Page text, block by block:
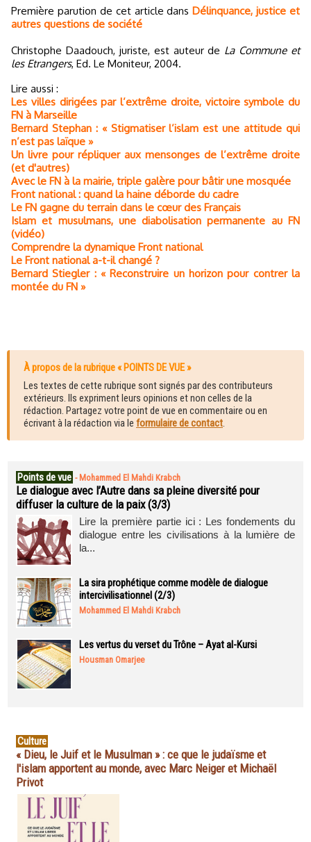
Première parution de cet article dansDélinquance, justice et
autres questions de société
Christophe Daadouch, juriste, est auteur de La Commune et
les Etrangers, Ed. Le Moniteur, 2004.
Lire aussi :
Les villes dirigées par l’extrême droite, victoire symbole du
FN à Marseille
Bernard Stephan : « Stigmatiser l’islam est une attitude qui
n’est pas laïque »
Un livre pour répliquer aux mensonges de l’extrême droite
(et d'autres)
Avec le FN à la mairie, triple galère pour bâtir une mosquée
Front national : quand la haine déborde du cadre
Le FN gagne du terrain dans le cœur des Français
Islam et musulmans, une diabolisation permanente au FN
(vidéo)
Comprendre la dynamique Front national
Le Front national a-t-il changé ?
Bernard Stiegler : « Reconstruire un horizon pour contrer la
montée du FN »
À propos de la rubrique « POINTS DE VUE »
Les textes de cette rubrique sont signés par des contributeurs
extérieurs. Ils expriment leurs opinions et non celles de la
rédaction. Partagez votre point de vue en commentaire ou en
écrivant à la rédaction via le formulaire de contact.
Points de vue - Mohammed El Mahdi Krabch
Le dialogue avec l’Autre dans sa pleine diversité pour
diffuser la culture de la paix (3/3)
Lire la première partie ici : Les fondements du
dialogue entre les civilisations à la lumière de
la...
La sira prophétique comme modèle de dialogue
intercivilisationnel (2/3)
Mohammed El Mahdi Krabch
Les vertus du verset du Trône – Ayat al-Kursi
Housman Omarjee
Culture
« Dieu, le Juif et le Musulman » : ce que le judaïsme et
l'islam apportent au monde, avec Marc Neiger et Michaël
Privot